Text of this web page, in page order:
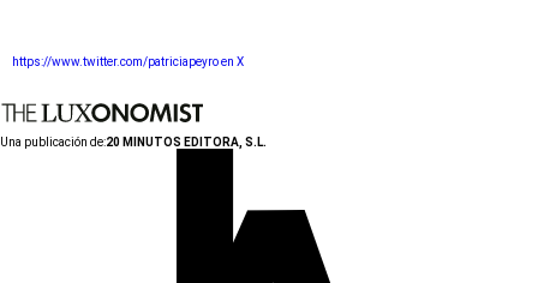
https://www.twitter.com/patriciapeyro en X
Una publicación de:20 MINUTOS EDITORA, S.L.